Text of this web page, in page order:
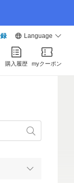
Language
購入履歴 myクーポン